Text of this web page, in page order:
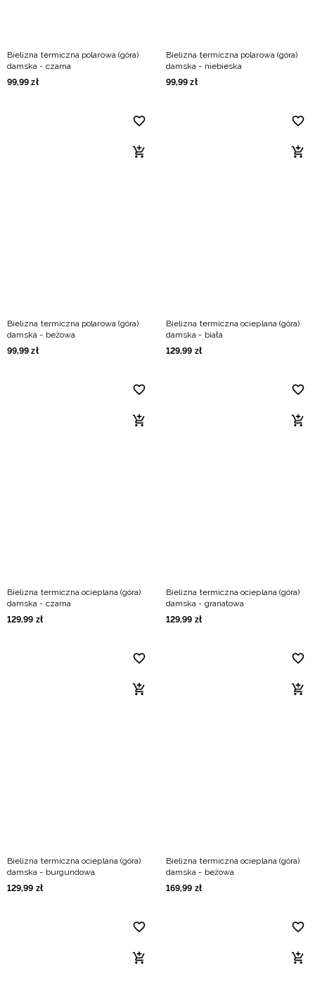
Bielizna termiczna polarowa (góra)
damska - czarna
99,99 zł
Bielizna termiczna polarowa (góra)
damska - niebieska
99,99 zł
Bielizna termiczna polarowa (góra)
damska - beżowa
99,99 zł
Bielizna termiczna ocieplana (góra)
damska - biała
129,99 zł
Bielizna termiczna ocieplana (góra)
damska - czarna
129,99 zł
Bielizna termiczna ocieplana (góra)
damska - granatowa
129,99 zł
Bielizna termiczna ocieplana (góra)
damska - burgundowa
129,99 zł
Bielizna termiczna ocieplana (góra)
damska - beżowa
169,99 zł